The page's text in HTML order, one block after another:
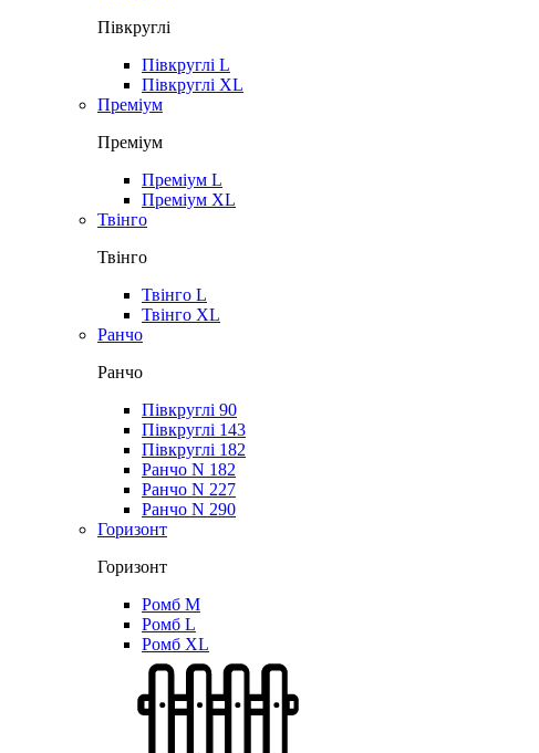
Півкруглі
Півкруглі L
Півкруглі XL
Преміум
Преміум
Преміум L
Преміум XL
Твінго
Твінго
Твінго L
Твінго XL
Ранчо
Ранчо
Півкруглі 90
Півкруглі 143
Півкруглі 182
Ранчо N 182
Ранчо N 227
Ранчо N 290
Горизонт
Горизонт
Ромб M
Ромб L
Ромб XL